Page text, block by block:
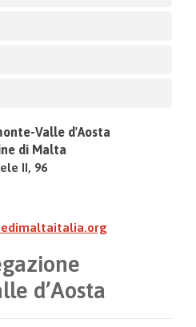
Valle d'Aosta
di Malta
II, 96
d’Aosta